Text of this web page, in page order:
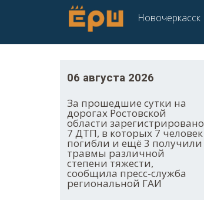
Новочеркасск
06 августа 2026
За прошедшие сутки на
дорогах Ростовской
области зарегистрировано
7 ДТП, в которых 7 человек
погибли и ещё 3 получили
травмы различной
степени тяжести,
сообщила пресс-служба
региональной ГАИ